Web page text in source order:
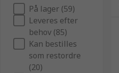
På lager (59)
Leveres efter
behov (85)
Kan bestilles
som restordre
(20)